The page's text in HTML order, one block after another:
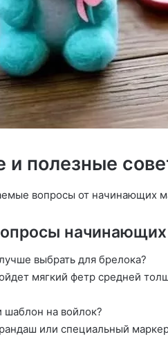
и полезные
вопросы от начинающих
выбрать для брелока?
мягкий фетр средней
шаблон на войлок?
или специальный маркер